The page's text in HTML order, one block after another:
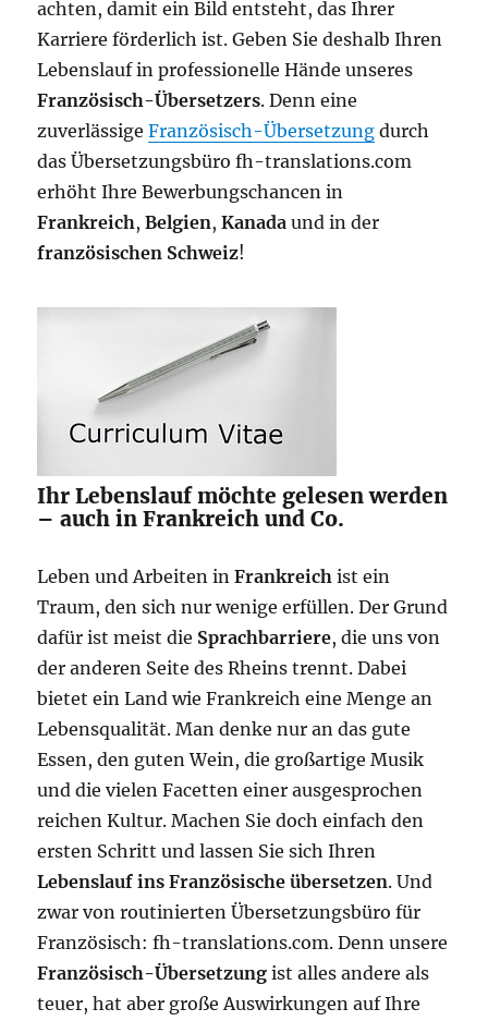
achten, damit ein Bild entsteht, das Ihrer
Karriere förderlich ist. Geben Sie deshalb Ihren
Lebenslauf in professionelle Hände unseres
Französisch-Übersetzers. Denn eine
zuverlässigeFranzösisch-Übersetzung durch
das Übersetzungsbüro fh-translations.com
erhöht Ihre Bewerbungschancen in
Frankreich,Belgien,Kanada und in der
französischen Schweiz!
Ihr Lebenslauf möchte gelesen werden
– auch in Frankreich und Co.
Leben und Arbeiten inFrankreich ist ein
Traum, den sich nur wenige erfüllen. Der Grund
dafür ist meist die Sprachbarriere, die uns von
der anderen Seite des Rheins trennt. Dabei
bietet ein Land wie Frankreich eine Menge an
Lebensqualität. Man denke nur an das gute
Essen, den guten Wein, die großartige Musik
und die vielen Facetten einer ausgesprochen
reichen Kultur. Machen Sie doch einfach den
ersten Schritt und lassen Sie sich Ihren
Lebenslauf ins Französische übersetzen. Und
zwar von routinierten Übersetzungsbüro für
Französisch: fh-translations.com. Denn unsere
Französisch-Übersetzung ist alles andere als
teuer, hat aber große Auswirkungen auf Ihre